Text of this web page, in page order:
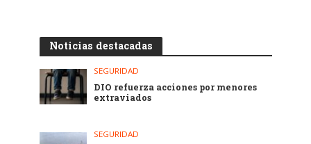
Noticias destacadas
SEGURIDAD
DIO refuerza acciones por menores
extraviados
SEGURIDAD